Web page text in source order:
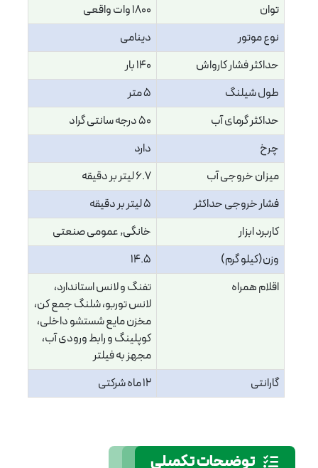
توان
1800 وات واقعی
نوع موتور
دینامی
حداکثر فشار کارواش
140 بار
طول شیلنگ
5 متر
حداکثر گرمای آب
50 درجه سانتی گراد
چرخ
دارد
میزان خروجی آب
6.7 لیتر بر دقیقه
فشار خروجی حداکثر
5 لیتر بر دقیقه
کاربرد ابزار
خانگی, عمومی صنعتی
وزن(کیلو گرم)
14.5
اقلام همراه
تفنگ و لانس استاندارد،
لانس توربو، شلنگ جمع کن،
مخزن مایع شستشو داخلی،
کوپلینگ و رابط ورودی آب،
مجهز به فیلتر
گارانتی
12 ماه شرکتی
توضیحات تکمیلی